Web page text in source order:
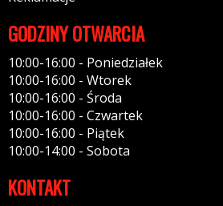
GODZINY OTWARCIA
10:00-16:00 - Poniedziałek
10:00-16:00 - Wtorek
10:00-16:00 - Środa
10:00-16:00 - Czwartek
10:00-16:00 - Piątek
10:00-14:00 - Sobota
KONTAKT